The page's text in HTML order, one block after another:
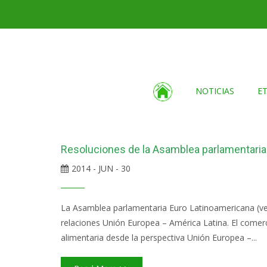
NOTICIAS
Resoluciones de la Asamblea
2014 - JUN - 30
La Asamblea parlamentaria Euro Latinoamericana
relaciones Unión Europea – América Latina. El
alimentaria desde la perspectiva Unión Europea –...